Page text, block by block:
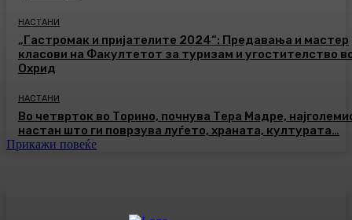
НАСТАНИ
„Гастромак и пријателите 2024“: Предавања и мастер
класови на Факултетот за туризам и угостителство
Охрид
НАСТАНИ
Во четврток во Торино, почнува Тера Мадре,
настан што ги поврзува луѓето, храната, културата…
Прикажи повеќе